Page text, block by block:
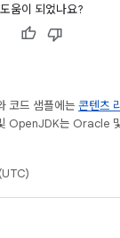
도움이 되었나요?
코드 샘플에는 콘텐츠
OpenJDK는 Oracle